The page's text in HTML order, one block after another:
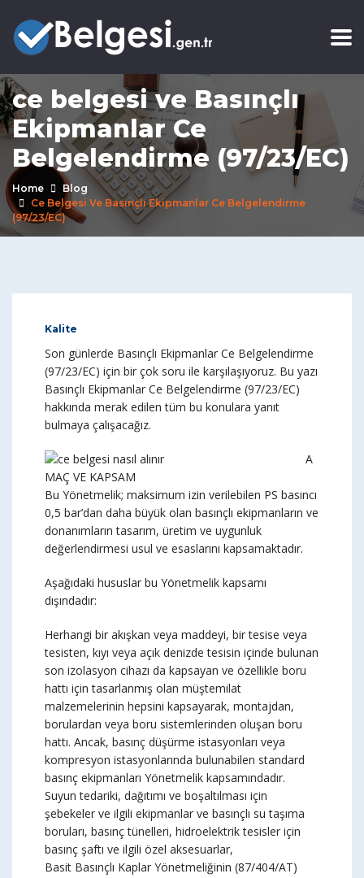
ce belgesi ve Basınçlı
Ekipmanlar Ce
Belgelendirme (97/23/EC)
Home
Blog
Ce Belgesi Ve Basınçlı Ekipmanlar Ce Belgelendirme
(97/23/EC)
Kalite
Son günlerde Basınçlı Ekipmanlar Ce Belgelendirme
(97/23/EC) için bir çok soru ile karşılaşıyoruz. Bu yazı
Basınçlı Ekipmanlar Ce Belgelendirme (97/23/EC)
hakkında merak edilen tüm bu konulara yanıt
bulmaya çalışacağız.
A
MAÇ VE KAPSAM
Bu Yönetmelik; maksimum izin verilebilen PS basıncı
0,5 bar’dan daha büyük olan basınçlı ekipmanların ve
donanımların tasarım, üretim ve uygunluk
değerlendirmesi usul ve esaslarını kapsamaktadır.
Aşağıdaki hususlar bu Yönetmelik kapsamı
dışındadır:
Herhangi bir akışkan veya maddeyi, bir tesise veya
tesisten, kıyı veya açık denizde tesisin içinde bulunan
son izolasyon cihazı da kapsayan ve özellikle boru
hattı için tasarlanmış olan müştemilat
malzemelerinin hepsini kapsayarak, montajdan,
borulardan veya boru sistemlerinden oluşan boru
hattı. Ancak, basınç düşürme istasyonları veya
kompresyon istasyonlarında bulunabilen standard
basınç ekipmanları Yönetmelik kapsamındadır.
Suyun tedariki, dağıtımı ve boşaltılması için
şebekeler ve ilgili ekipmanlar ve basınçlı su taşıma
boruları, basınç tünelleri, hidroelektrik tesisler için
basınç şaftı ve ilgili özel aksesuarlar,
Basit Basınçlı Kaplar Yönetmeliğinin (87/404/AT)